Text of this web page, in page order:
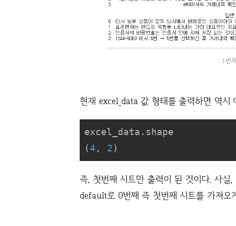
1번
현재 excel_data 값 형태를 출력하면 역시
excel_data.shape
(4 , 2)
즉, 첫번째 시트만 출력이 된 것이다. 사실
default로 0번째 즉 첫번째 시트를 가져오